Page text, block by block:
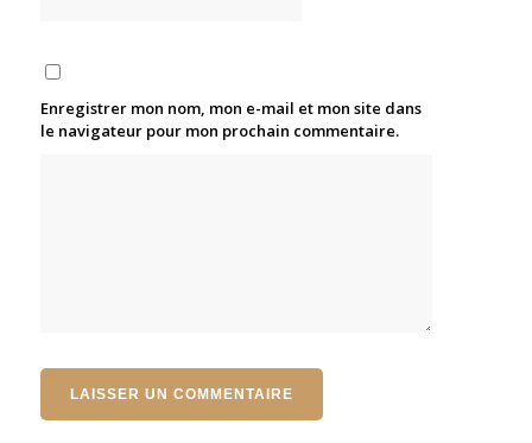
Enregistrer mon nom, mon e-mail et mon site dans
le navigateur pour mon prochain commentaire.